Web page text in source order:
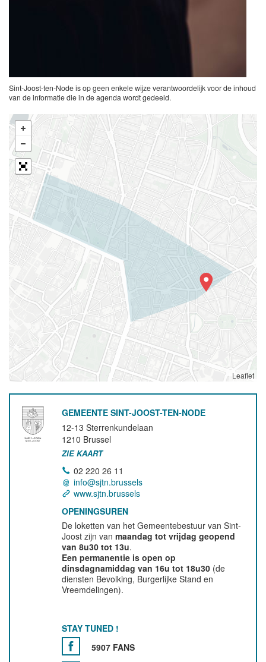
Sint-Joost-ten-Node is op geen enkele wijze verantwoordelijk voor de inhoud
van de informatie die in de agenda wordt gedeeld.
Leaflet
GEMEENTE SINT-JOOST-TEN-NODE
12-13 Sterrenkundelaan
1210 Brussel
ZIE KAART
02 220 26 11
info@sjtn.brussels
www.sjtn.brussels
OPENINGSUREN
De loketten van het Gemeentebestuur van Sint-
Joost zijn vanmaandag tot vrijdag geopend
van 8u30 tot 13u.
Een permanentie is open op
dinsdagnamiddag van 16u tot 18u30 (de
diensten Bevolking, Burgerlijke Stand en
Vreemdelingen).
STAY TUNED !
5907 FANS